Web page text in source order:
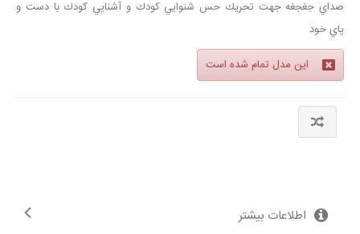
صداي جغجغه جهت تحريك حس شنوايي كودك و آشنايي كودك با دست و
پاي خود
این مدل تمام شده است
اطلاعات بیشتر